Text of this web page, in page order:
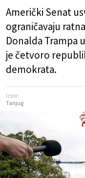
Američki Senat
ograničavaju
Donalda Trampa
je četvoro
demokrata.
Izvor:
Tanjug